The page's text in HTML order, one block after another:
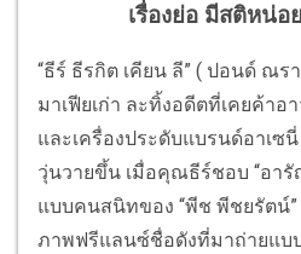
เรื่องย่อ มีสติหน่อ
“ธีร์ ธีรกิต เคียน ลี” ( ปอนด์ ณ
มาเฟียเก่า ละทิ้งอดีตที่เคยค้า
และเครื่องประดับแบรนด์อาเซ
วุ่นวายขึ้น เมื่อคุณธีร์ชอบ “อา
แบบคนสนิทของ “พีช พีชยรัตน์
ภาพฟรีแลนซ์ชื่อดังที่มาถ่ายแบ